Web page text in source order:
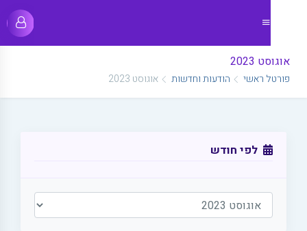
אוגוסט 2023
פורטל ראשי הודעות וחדשות אוגוסט 2023
לפי חודש